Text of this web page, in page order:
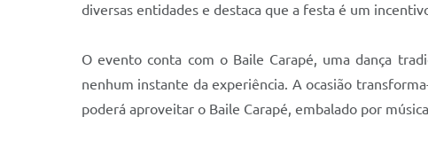
diversas entidades e destaca que a festa é um
O evento conta com o Baile Carapé, uma dança
nenhum instante da experiência. A ocasião
poderá aproveitar o Baile Carapé, embalado por